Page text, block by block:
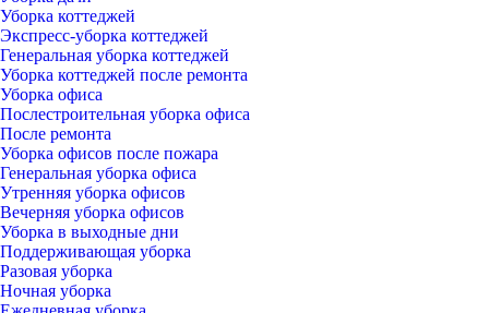
Уборка коттеджей
Экспресс-уборка коттеджей
Генеральная уборка коттеджей
Уборка коттеджей после ремонта
Уборка офиса
Послестроительная уборка офиса
После ремонта
Уборка офисов после пожара
Генеральная уборка офиса
Утренняя уборка офисов
Вечерняя уборка офисов
Уборка в выходные дни
Поддерживающая уборка
Разовая уборка
Ночная уборка